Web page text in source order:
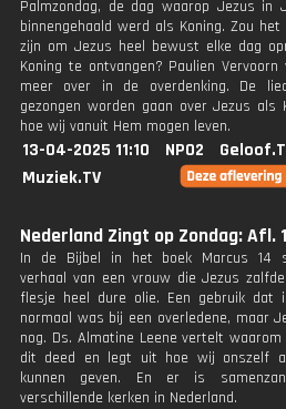
Palmzondag, de dag waarop Jezus in
binnengehaald werd als Koning. Zou
zijn om Jezus heel bewust elke dag
Koning te ontvangen? Paulien
meer over in de overdenking. De
gezongen worden gaan over Jezus als
hoe wij vanuit Hem mogen leven.
13-04-2025 11:10 NPO2
Muziek.TV
Nederland Zingt op Zondag: Afl.
In de Bijbel in het boek Marcus 14
verhaal van een vrouw die Jezus
flesje heel dure olie. Een gebruik dat
normaal was bij een overledene, maar
nog. Ds. Almatine Leene vertelt
dit deed en legt uit hoe wij onszelf
kunnen geven. En er is
verschillende kerken in Nederland.